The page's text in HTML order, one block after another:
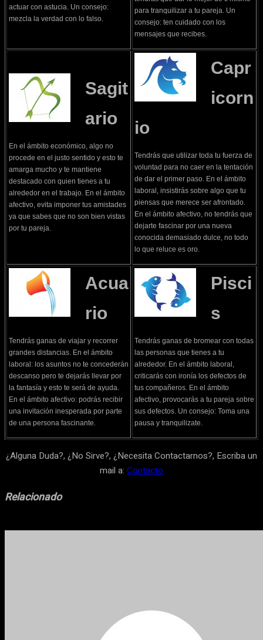
actuar con astucia. Un consejo:
mezcla la verdad con lo falso.
para tranquilizar a tu pareja. Un
consejo: ten cuidado con los
mensajes que recibes.
Sagit
ario
En el ámbito económico, algo no
procede en el justo sentido y esto te
amarga mucho y te mantiene
destacado con quien tienes a tu
alrededor en el trabajo. En el ámbito
afectivo, evita imponer tus amistades
ya que sabes que no son bien vistas
por tu pareja.
Capr
icorn
io
Tendrás que utilizar toda tu fuerza de
voluntad para no caer en la tentación
de dar el primer paso. En el ámbito
laboral, insistirás sobre algo que tu
piensas que merece ser afrontado.
En el ámbito afectivo, no tendrás que
dejarte fascinar por una nueva
conocida demasiado dulce, no todo
lo que reluce es oro.
Acua
rio
Tendrás ganas de viajar y recorrer
grandes distancias. En el ámbito
laboral: los asuntos no te concederán
descanso pero te dejarás llevar por
la fantasía y esto te será de ayuda.
En el ámbito afectivo: podrás recibir
una invitación inesperada por parte
de una persona fascinante.
Pisci
s
Tendrás ganas de bromear con todas
las personas que tienes a tu
alrededor. En el ámbito laboral,
criticarás con ironía los defectos de
tus compañeros. En el ámbito
afectivo, provocarás a tu pareja sobre
sus defectos. Un consejo: Toma una
pausa y tranquilizate.
¿Alguna Duda?, ¿No Sirve?, ¿Necesita Contactarnos?, Escriba un
mail a: Contacto
Relacionado